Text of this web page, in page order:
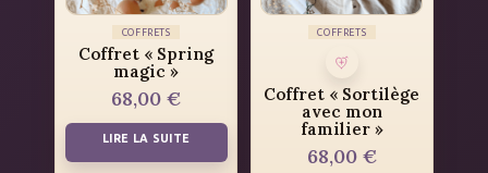
COFFRETS
Coffret « Spring
magic »
68,00€
LIRE LA SUITE
COFFRETS
Coffret « Sortilège
avec mon
familier »
68,00 €